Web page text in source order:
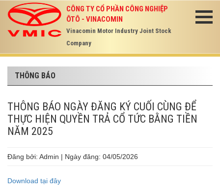
CÔNG TY CỔ PHẦN CÔNG NGHIỆP
ÔTÔ - VINACOMIN
Vinacomin Motor Industry Joint Stock
Company
THÔNG BÁO
THÔNG BÁO NGÀY ĐĂNG KÝ CUỐI CÙNG ĐỂ
THỰC HIỆN QUYỀN TRẢ CỔ TỨC BẰNG TIỀN
NĂM 2025
Đăng bởi: Admin | Ngày đăng: 04/05/2026
Download tại đây